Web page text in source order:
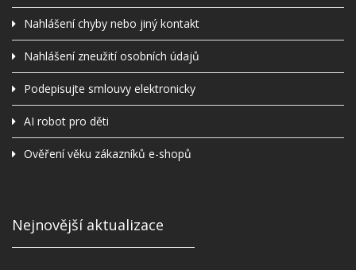
Nahlášení chyby nebo jiný kontakt
Nahlášení zneužití osobních údajů
Podepisujte smlouvy elektronicky
AI robot pro děti
Ověření věku zákazníků e-shopů
Nejnovější aktualizace